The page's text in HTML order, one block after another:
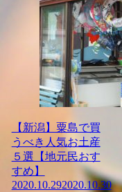
【新潟】粟島で買
うべき人気お土産
５選【地元民おす
すめ】
2020.10.292020.10.30